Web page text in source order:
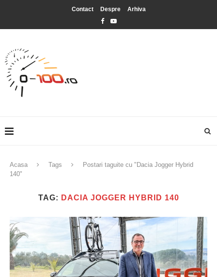
Contact Despre Arhiva
Acasa Tags
Postari taguite cu "Dacia Jogger Hybrid
140"
TAG: DACIA JOGGER HYBRID 140